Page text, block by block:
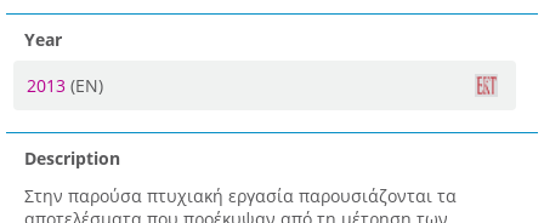
Year
2013 (EN)
Description
Στην παρούσα πτυχιακή εργασία παρουσιάζονται τα